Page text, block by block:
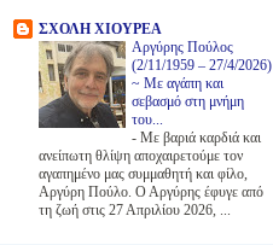
ΣΧΟΛΗ ΧΙΟΥΡΕΑ
Αργύρης Πούλος
(2/11/1959 – 27/4/2026)
~ Με αγάπη και
σεβασμό στη μνήμη
του...
- Με βαριά καρδιά και
ανείπωτη θλίψη αποχαιρετούμε τον
αγαπημένο μας συμμαθητή και φίλο,
Αργύρη Πούλο. Ο Αργύρης έφυγε από
τη ζωή στις 27 Απριλίου 2026, ...